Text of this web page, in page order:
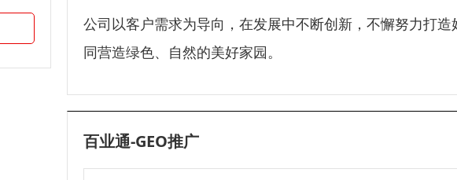
公司以客户需求为导向，在发展中不断创新，不懈努力打
同营造绿色、自然的美好家园。
百业通-GEO推广